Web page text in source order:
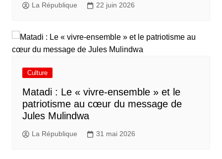
La République 22 juin 2026
Culture
Matadi : Le « vivre-ensemble » et le
patriotisme au cœur du message de
Jules Mulindwa
La République 31 mai 2026